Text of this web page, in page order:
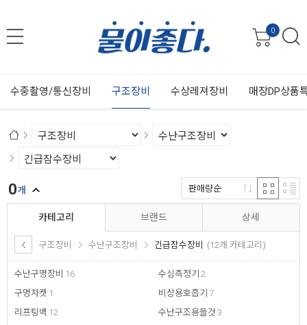
0
수중촬영/통신장비 구조장비 수상레져장비 매장DP상품
카테고리
구조장비 수난구조장비 긴급잠수장비 (12개 카테고리)
수난구명장비 16
구명자켓 1
리프팅백 12
수심측정기 2
비상용호흡기 7
수난구조용들것 3
브랜드 상세
0개 판매량순